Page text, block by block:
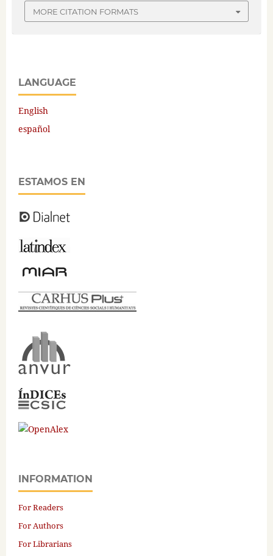
MORE CITATION FORMATS
LANGUAGE
English
español
ESTAMOS EN
INFORMATION
For Readers
For Authors
For Librarians